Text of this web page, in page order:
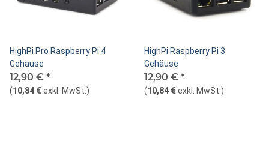
HighPi Pro Raspberry Pi 4
Gehäuse
12,90 € *
(10,84 €exkl. MwSt. )
HighPi Raspberry Pi 3
Gehäuse
12,90 € *
(10,84 €exkl. MwSt. )